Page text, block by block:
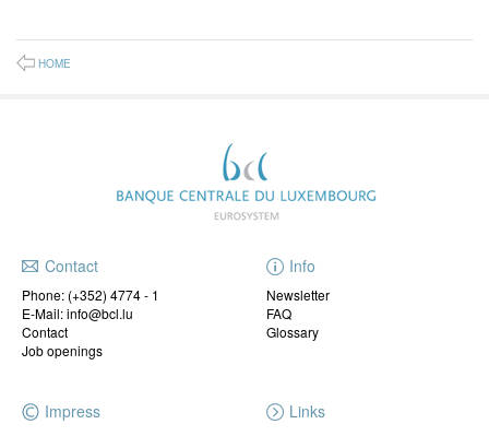
HOME
Contact
Phone: (+352) 4774 - 1
E-Mail: info@bcl.lu
Contact
Job openings
Info
Newsletter
FAQ
Glossary
Impress Links